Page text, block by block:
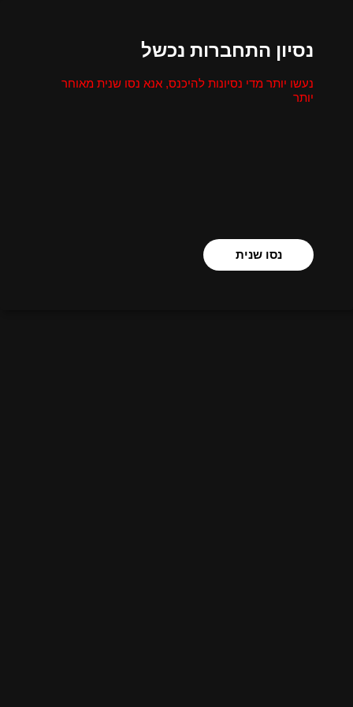
נסיון התחברות נכשל
נעשו יותר מדי נסיונות להיכנס, אנא נסו שנית מאוחר
יותר